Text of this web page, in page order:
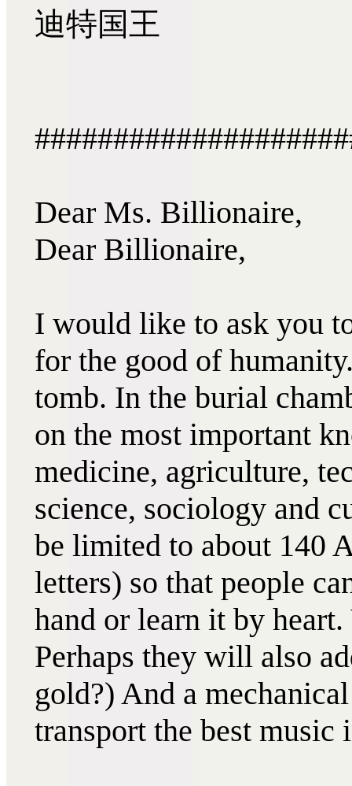
迪特国王
Dear Ms. Billionaire,
Dear Billionaire,
I would like to ask you
for the good of
tomb. In the burial
on the most important
medicine, agriculture,
science, sociology and
be limited to about 140
letters) so that people
hand or learn it by
Perhaps they will also
gold?) And a
transport the best music